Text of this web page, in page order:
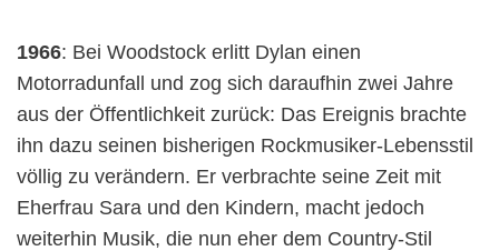
1966: Bei Woodstock erlitt Dylan einen
Motorradunfall und zog sich daraufhin zwei Jahre
aus der Öffentlichkeit zurück: Das Ereignis brachte
ihn dazu seinen bisherigen Rockmusiker-Lebensstil
völlig zu verändern. Er verbrachte seine Zeit mit
Eherfrau Sara und den Kindern, macht jedoch
weiterhin Musik, die nun eher dem Country-Stil